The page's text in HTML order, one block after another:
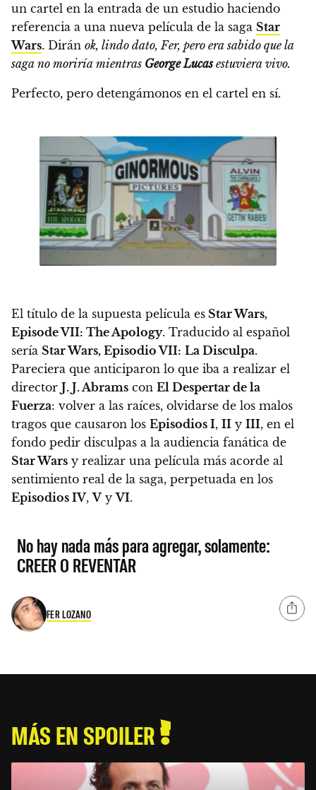
un cartel en la entrada de un estudio haciendo
referencia a una nueva película de la saga Star
Wars. Dirán ok, lindo dato, Fer, pero era sabido que la
saga no moriría mientras George Lucasestuviera vivo.
Perfecto, pero detengámonos en el cartel en sí.
El título de la supuesta película es Star Wars,
Episode VII: The Apology. Traducido al español
sería Star Wars, Episodio VII: La Disculpa.
Pareciera que anticiparon lo que iba a realizar el
director J. J. Abrams con El Despertar de la
Fuerza: volver a las raíces, olvidarse de los malos
tragos que causaron los Episodios I, II y III, en el
fondo pedir disculpas a la audiencia fanática de
Star Wars y realizar una película más acorde al
sentimiento real de la saga, perpetuada en los
Episodios IV,VyVI.
No hay nada más para agregar, solamente:
CREER O REVENTAR
FER LOZANO
MÁS EN SPOILER